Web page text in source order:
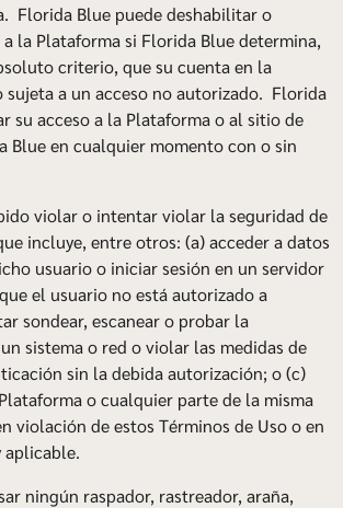
Florida Blue puede deshabilitar o
a la Plataforma si Florida Blue determina,
criterio, que su cuenta en la
sujeta a un acceso no autorizado. Florida
su acceso a la Plataforma o al sitio de
Blue en cualquier momento con o sin
violar o intentar violar la seguridad de
incluye, entre otros: (a) acceder a datos
usuario o iniciar sesión en un servidor
el usuario no está autorizado a
sondear, escanear o probar la
sistema o red o violar las medidas de
sin la debida autorización; o (c)
o cualquier parte de la misma
violación de estos Términos de Uso o en
ningún raspador, rastreador, araña,